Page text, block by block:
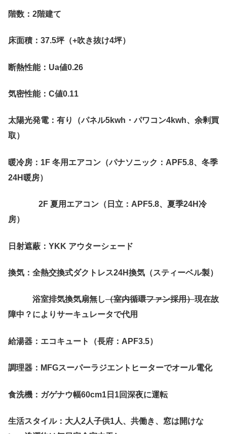
階数：2階建て
床面積：37.5坪（+吹き抜け4坪）
断熱性能：Ua値0.26
気密性能：C値0.11
太陽光発電：有り（パネル5kwh・パワコン4kwh、余剰買
取）
暖冷房：1F 冬用エアコン（パナソニック：APF5.8、冬季
24H暖房）
2F 夏用エアコン（日立：APF5.8、夏季24H冷
房）
日射遮蔽：YKK アウターシェード
換気：全熱交換式ダクトレス24H換気（スティーベル製）
浴室排気換気扇無し（室内循環ファン採用）現在故
障中？によりサーキュレータで代用
給湯器：エコキュート（長府：APF3.5）
調理器：MFGスーパーラジエントヒーターでオール電化
食洗機：ガゲナウ幅60cm1日1回深夜に運転
生活スタイル：大人2人子供1人、共働き、窓は開けな